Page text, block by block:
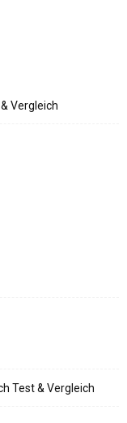
Vergleich
Test & Vergleich